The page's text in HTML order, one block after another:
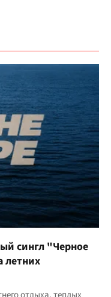
сингл "Черное
летних